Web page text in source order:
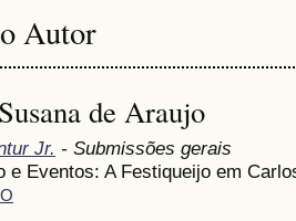
Autor
de Araujo
Jr. - Submissões gerais
e Eventos: A Festiqueijo em